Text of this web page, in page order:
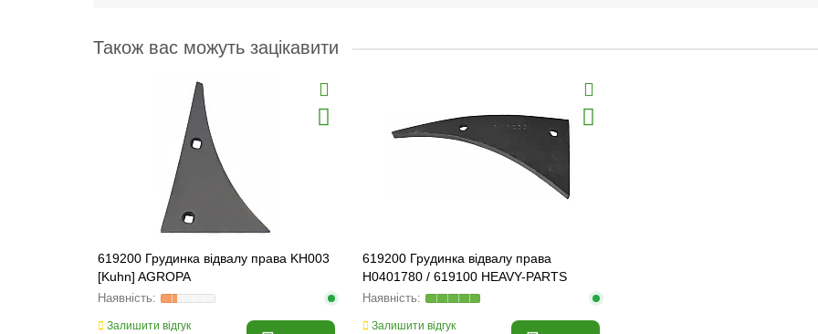
Також вас можуть зацікавити
619200 Грудинка відвалу права KH003
[Kuhn] AGROPA
Залишити відгук
619200 Грудинка відвалу права
H0401780 / 619100 HEAVY-PARTS
ORIGINAL
Залишити відгук